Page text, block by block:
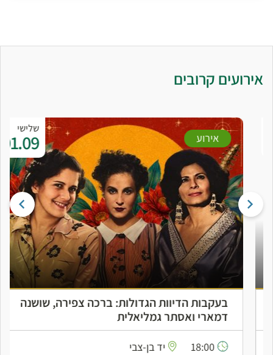
אירועים קרובים
שלישי
01.09 אירוע
בעקבות הדיוות הגדולות: ברכה צפירה, שושנה
דמארי ואסתר גמליאלית
יד בן-צבי